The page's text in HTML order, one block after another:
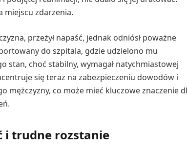
miejscu zdarzenia.
przeżył napaść, jednak odniósł poważne
do szpitala, gdzie udzielono mu
stan, choć stabilny, wymagał natychmiastowej
się teraz na zabezpieczeniu dowodów i
mężczyzny, co może mieć kluczowe znaczenie
i trudne rozstanie